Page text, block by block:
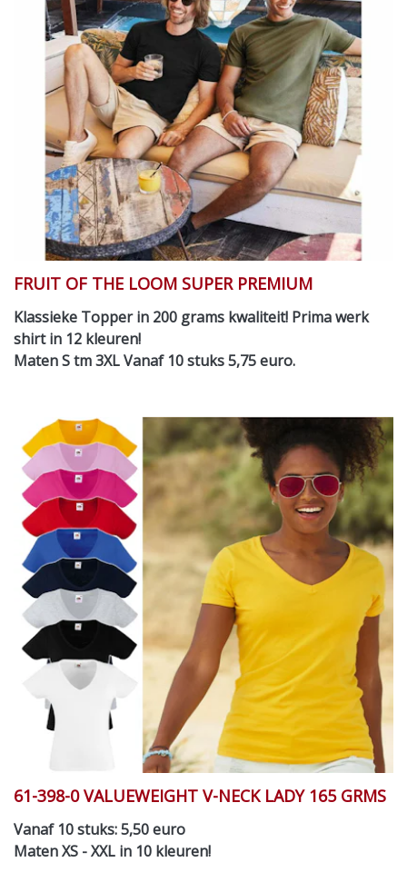
FRUIT OF THE LOOM SUPER PREMIUM
Klassieke Topper in 200 grams kwaliteit! Prima werk
shirt in 12 kleuren!
Maten S tm 3XL Vanaf 10 stuks 5,75 euro.
61-398-0 VALUEWEIGHT V-NECK LADY 165 GRMS
Vanaf 10 stuks: 5,50 euro
Maten XS - XXL in 10 kleuren!